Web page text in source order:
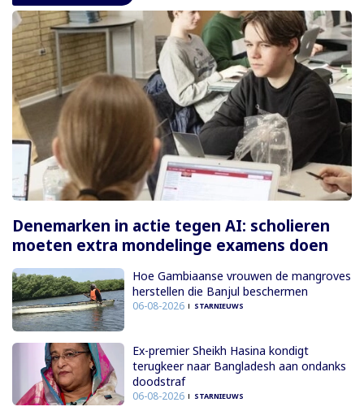
Denemarken in actie tegen AI: scholieren
moeten extra mondelinge examens doen
Hoe Gambiaanse vrouwen de mangroves
herstellen die Banjul beschermen
06-08-2026 STARNIEUWS
Ex-premier Sheikh Hasina kondigt
terugkeer naar Bangladesh aan ondanks
doodstraf
06-08-2026 STARNIEUWS